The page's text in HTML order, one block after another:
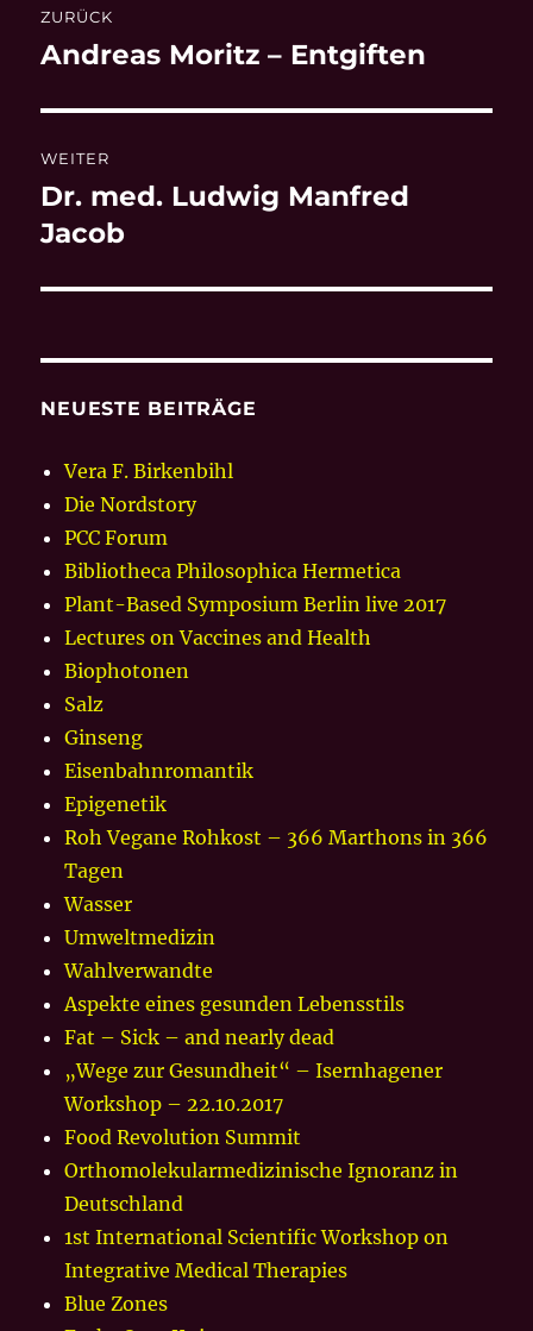
ZURÜCK
Vorheriger
Andreas Moritz – Entgiften
WEITER
Nächster
Beitrag:
Dr. med. Ludwig Manfred
Jacob
NEUESTE BEITRÄGE
Vera F. Birkenbihl
Die Nordstory
PCC Forum
Bibliotheca Philosophica Hermetica
Plant-Based Symposium Berlin live 2017
Lectures on Vaccines and Health
Biophotonen
Salz
Ginseng
Eisenbahnromantik
Epigenetik
Roh Vegane Rohkost – 366 Marthons in 366
Tagen
Wasser
Umweltmedizin
Wahlverwandte
Aspekte eines gesunden Lebensstils
Fat – Sick – and nearly dead
„Wege zur Gesundheit“ – Isernhagener
Workshop – 22.10.2017
Food Revolution Summit
Orthomolekularmedizinische Ignoranz in
Deutschland
1st International Scientific Workshop on
Integrative Medical Therapies
Blue Zones